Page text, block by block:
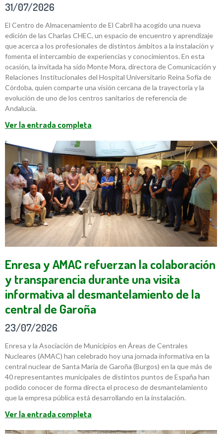
31/07/2026
El Centro de Almacenamiento de El Cabril ha acogido una nueva
edición de las Charlas CHEC, un espacio de encuentro y aprendizaje
que acerca a los profesionales de distintos ámbitos a la instalación y
fomenta el intercambio de experiencias y conocimientos. En esta
ocasión, la invitada ha sido Monte Mora, directora de Comunicación y
Relaciones Institucionales del Hospital Universitario Reina Sofía de
Córdoba, quien comparte una visión cercana de la trayectoria y la
evolución de uno de los centros sanitarios de referencia de
Andalucía.
Ver la entrada completa
Enresa y AMAC refuerzan la colaboración
y transparencia durante una visita
informativa al desmantelamiento de la
central de Garoña
23/07/2026
Enresa y la Asociación de Municipios en Áreas de Centrales
Nucleares (AMAC) han celebrado hoy una jornada informativa en la
central nuclear de Santa María de Garoña (Burgos) en la que más de
40 representantes municipales de distintos puntos de España han
podido conocer de forma directa el proceso de desmantelamiento
que la empresa pública está desarrollando en la instalación.
Ver la entrada completa